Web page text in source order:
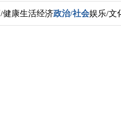
健康生活经济政治/社会娱乐/文